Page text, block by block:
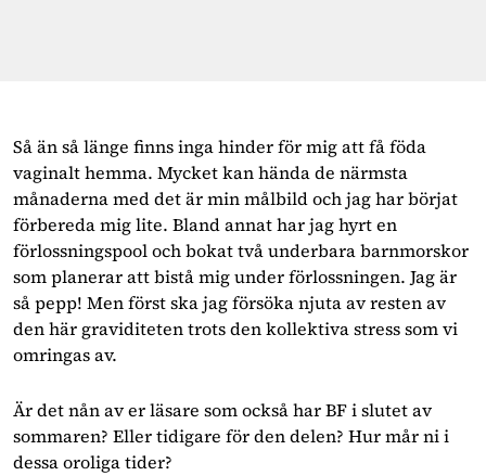
Så än så länge finns inga hinder för mig att få föda
vaginalt hemma. Mycket kan hända de närmsta
månaderna med det är min målbild och jag har börjat
förbereda mig lite. Bland annat har jag hyrt en
förlossningspool och bokat två underbara barnmorskor
som planerar att bistå mig under förlossningen. Jag är
så pepp! Men först ska jag försöka njuta av resten av
den här graviditeten trots den kollektiva stress som vi
omringas av.
Är det nån av er läsare som också har BF i slutet av
sommaren? Eller tidigare för den delen? Hur mår ni i
dessa oroliga tider?